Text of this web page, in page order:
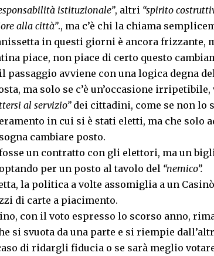
istituzionale”, altri “spirito
alla città”., ma c’è chi la chiama
in questi giorni è ancora frizzante,
piace, non piace di certo questo
passaggio avviene con una logica degna
ma solo se c’è un’occasione irripetibile,
al servizio”dei cittadini, come se non lo
in cui si è stati eletti, ma che solo
cambiare posto.
un contratto con gli elettori, ma un
per un posto al tavolo del “nemico”.
la politica a volte assomiglia a un
di carte a piacimento.
con il voto espresso lo scorso anno,
si svuota da una parte e si riempie
di ridargli fiducia o se sarà meglio